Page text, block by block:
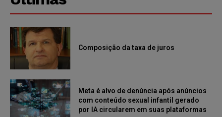
Composição da taxa de juros
Meta é alvo de denúncia após anúncios
com conteúdo sexual infantil gerado
por IA circularem em suas plataformas